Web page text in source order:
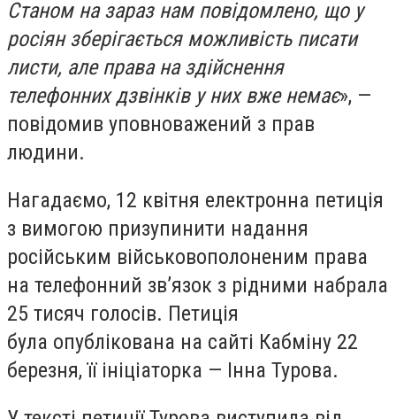
Станом на зараз нам повідомлено, що у
росіян зберігається можливість писати
листи, але права на здійснення
телефонних дзвінків у них вже немає», —
повідомив уповноважений з прав
людини.
Нагадаємо, 12 квітня електронна петиція
з вимогою призупинити надання
російським військовополоненим права
на телефонний зв’язок з рідними набрала
25 тисяч голосів. Петиція
була опублікована на сайті Кабміну 22
березня, її ініціаторка — Інна Турова.